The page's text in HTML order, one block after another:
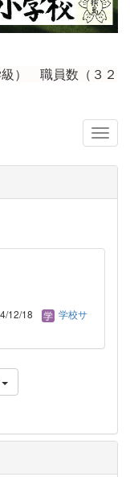
） 職員数（３２
12/18
学校サ